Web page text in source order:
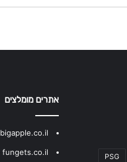
PSG
אתרים מומלצים
bigapple.co.il - בלוג בניית אתרים
fungets.co.il - גאדג'טים הכי שווים